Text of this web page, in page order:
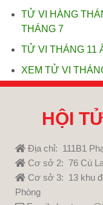
TỬ VI HÀNG
THÁNG 7
TỬ VI THÁNG 11
XEM TỬ VI
HỘI
Địa chỉ: 111B1
Cơ sở 2: 76 Cù
Cơ sở 3: 13 khu
Phòng